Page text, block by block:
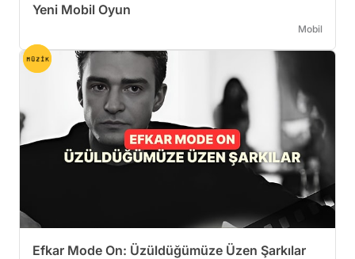
Yeni Mobil Oyun
Mobil
Efkar Mode On: Üzüldüğümüze Üzen Şarkılar